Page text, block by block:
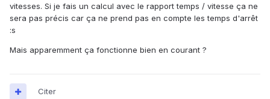
vitesses. Si je fais un calcul avec le rapport temps / vitesse ça ne
sera pas précis car ça ne prend pas en compte les temps d'arrêt
:s
Mais apparemment ça fonctionne bien en courant ?
Citer